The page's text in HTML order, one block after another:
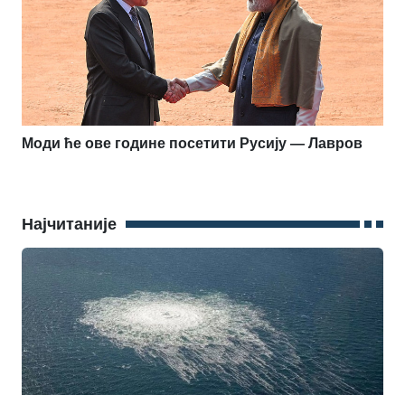
Моди ће ове године посетити Русију — Лавров
Најчитаније